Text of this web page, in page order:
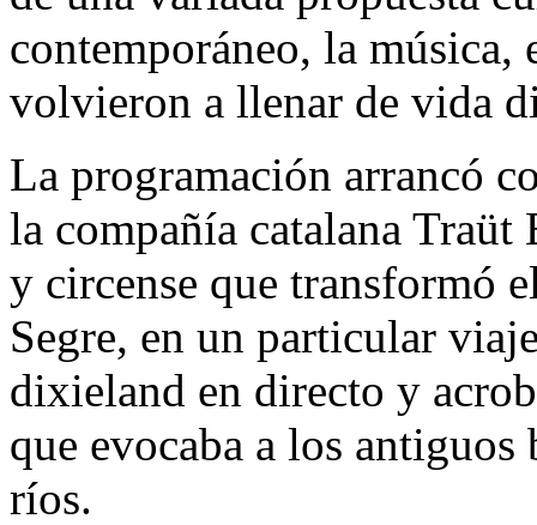
contemporáneo, la música,
volvieron a llenar de vida
La programación arrancó
la compañía catalana Traüt
y circense que transformó
Segre, en un particular
dixieland en directo y
que evocaba a los
ríos.